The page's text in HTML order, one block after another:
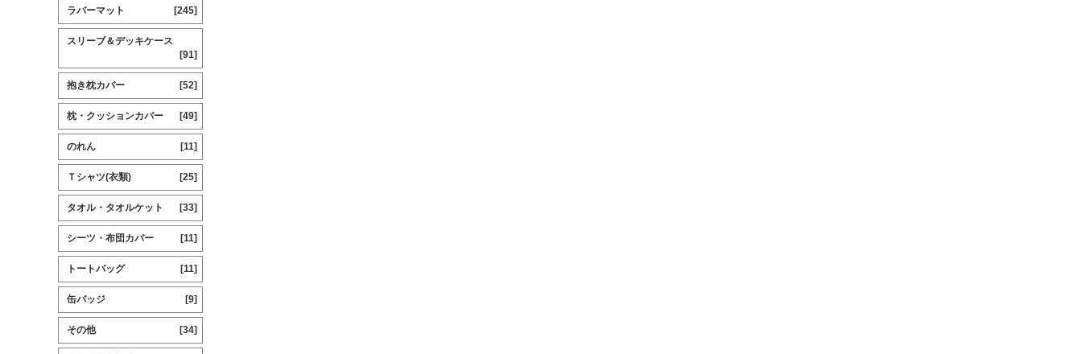
ラバーマット [245]
スリーブ＆デッキケース
[91]
抱き枕カバー [52]
枕・クッションカバー [49]
のれん [11]
Ｔシャツ(衣類) [25]
タオル・タオルケット [33]
シーツ・布団カバー [11]
トートバッグ [11]
缶バッジ [9]
その他 [34]